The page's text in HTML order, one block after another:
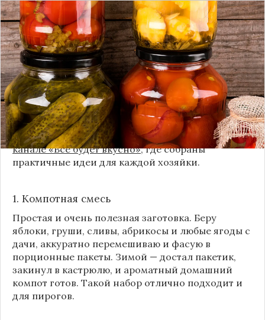
Каждый год, когда приходит пора богатого
урожая, я стараюсь сохранить максимум летних
витаминов. Закатки в банки — это, безусловно,
классика, которая никуда не уходит из нашей
жизни. Но современный подход к хранению
продуктов показывает, что есть и более простые,
быстрые и удобные способы.
Сегодня я делюсь своими любимыми рецептами
без банок и долгих стерилизаций. Подробнее и с
пошаговыми инструкциями их можно найти на
канале «Все будет вкусно», где собраны
практичные идеи для каждой хозяйки.
1. Компотная смесь
Простая и очень полезная заготовка. Беру
яблоки, груши, сливы, абрикосы и любые ягоды с
дачи, аккуратно перемешиваю и фасую в
порционные пакеты. Зимой — достал пакетик,
закинул в кастрюлю, и ароматный домашний
компот готов. Такой набор отлично подходит и
для пирогов.